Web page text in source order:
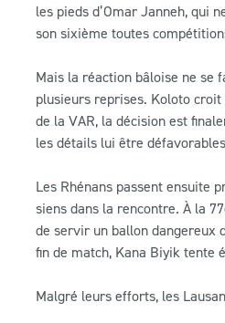
les pieds d’Omar Janneh, qui
son sixième toutes
Mais la réaction bâloise ne se
plusieurs reprises. Koloto croit
de la VAR, la décision est
les détails lui être
Les Rhénans passent ensuite
siens dans la rencontre. À la
de servir un ballon dangereux
fin de match, Kana Biyik tente
Malgré leurs efforts, les